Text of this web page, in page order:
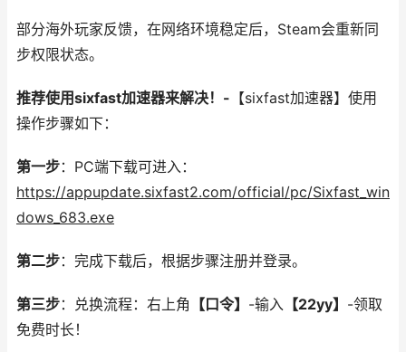
部分海外玩家反馈，在网络环境稳定后，Steam会重新同
步权限状态。
推荐使用sixfast加速器来解决！- 【sixfast加速器】使用
操作步骤如下：
第一步：PC端下载可进入：
https://appupdate.sixfast2.com/official/pc/Sixfast_win
dows_683.exe
第二步：完成下载后，根据步骤注册并登录。
第三步：兑换流程：右上角 【口令】 -输入 【22yy】 -领取
免费时长！